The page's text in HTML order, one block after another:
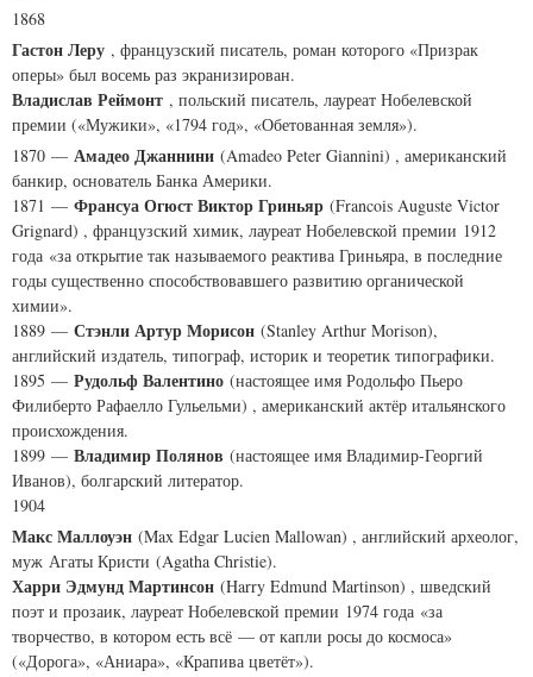
1868
Гастон Леру , французский писатель, роман которого «Призрак
оперы» был восемь раз экранизирован.
Владислав Реймонт , польский писатель, лауреат Нобелевской
премии («Мужики», «1794 год», «Обетованная земля»).
1870 — Амадео Джаннини (Amadeo Peter Giannini) , американский
банкир, основатель Банка Америки.
1871 — Франсуа Огюст Виктор Гриньяр (Francois Auguste Victor
Grignard) , французский химик, лауреат Нобелевской премии 1912
года «за открытие так называемого реактива Гриньяра, в последние
годы существенно способствовавшего развитию органической
химии».
1889 — Стэнли Артур Морисон (Stanley Arthur Morison),
английский издатель, типограф, историк и теоретик типографики.
1895 — Рудольф Валентино (настоящее имя Родольфо Пьеро
Филиберто Рафаелло Гульельми) , американский актёр итальянского
происхождения.
1899 — Владимир Полянов (настоящее имя Владимир-Георгий
Иванов), болгарский литератор.
1904
Макс Маллоуэн (Max Edgar Lucien Mallowan) , английский археолог,
муж Агаты Кристи (Agatha Christie).
Харри Эдмунд Мартинсон (Harry Edmund Martinson) , шведский
поэт и прозаик, лауреат Нобелевской премии 1974 года «за
творчество, в котором есть всё — от капли росы до космоса»
(«Дорога», «Аниара», «Крапива цветёт»).